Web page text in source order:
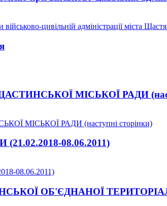
цивільній адміністрації міста
МІСЬКОЇ РАДИ
МІСЬКОЇ РАДИ (наступні сторінки)
08.06.2011)
08.06.2011)
ОБ'ЄДНАНОЇ